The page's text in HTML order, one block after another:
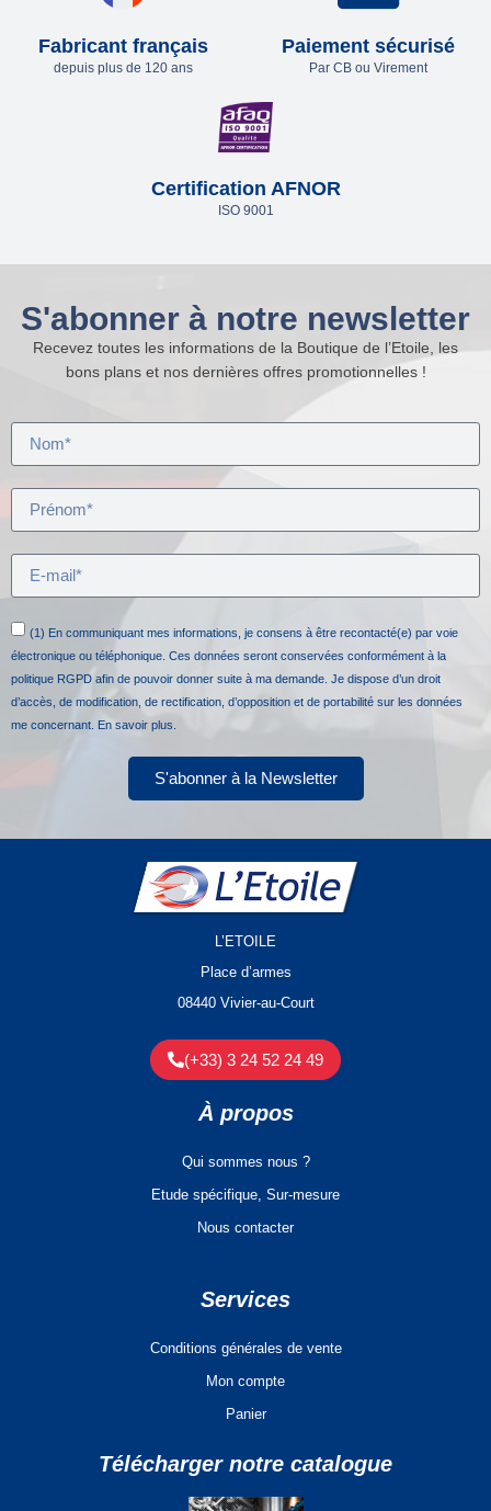
Fabricant français
depuis plus de 120 ans
Paiement sécurisé
Par CB ou Virement
Certification AFNOR
ISO 9001
S'abonner à notre newsletter
Recevez toutes les informations de la Boutique de l’Etoile, les
bons plans et nos dernières offres promotionnelles !
(1) En communiquant mes informations, je consens à être recontacté(e) par voie
électronique ou téléphonique. Ces données seront conservées conformément à la
politique RGPD afin de pouvoir donner suite à ma demande. Je dispose d’un droit
d’accès, de modification, de rectification, d’opposition et de portabilité sur les données
me concernant. En savoir plus.
S'abonner à la Newsletter
L’ETOILE
Place d’armes
08440 Vivier-au-Court
(+33) 3 24 52 24 49
À propos
Qui sommes nous ?
Etude spécifique, Sur-mesure
Nous contacter
Services
Conditions générales de vente
Mon compte
Panier
Télécharger notre catalogue